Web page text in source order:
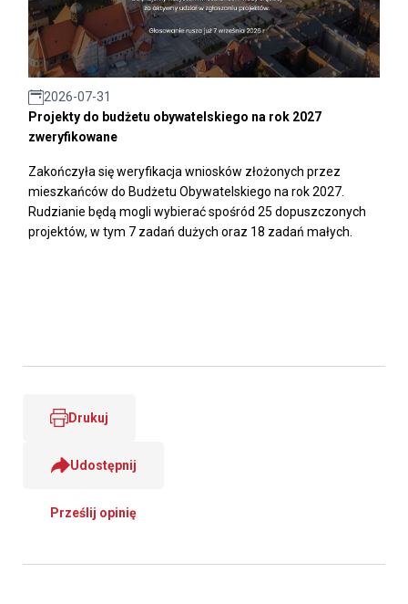
2026-07-31
Projekty do budżetu obywatelskiego na rok 2027
zweryfikowane
Zakończyła się weryfikacja wniosków złożonych przez
mieszkańców do Budżetu Obywatelskiego na rok 2027.
Rudzianie będą mogli wybierać spośród 25 dopuszczonych
projektów, w tym 7 zadań dużych oraz 18 zadań małych.
Drukuj
Udostępnij
Prześlij opinię